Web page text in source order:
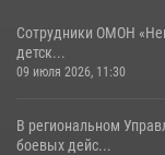
Сотрудники ОМОН
детск...
09 июля 2026, 11:30
В региональном
боевых дейс...